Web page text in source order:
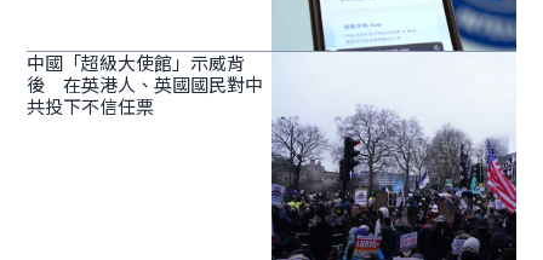
中國「超級大使館」示威背
後 在英港人、英國國民對中
共投下不信任票